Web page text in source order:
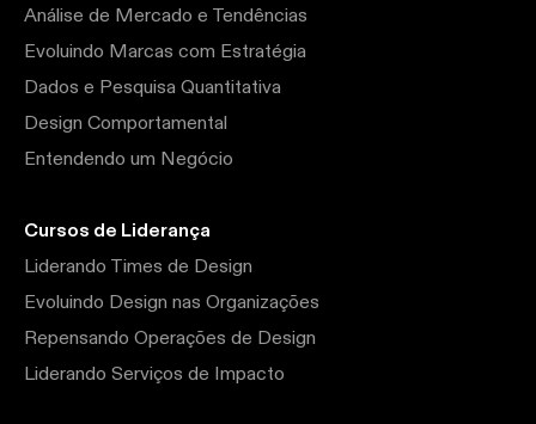
Análise de Mercado e Tendências
Evoluindo Marcas com Estratégia
Dados e Pesquisa Quantitativa
Design Comportamental
Entendendo um Negócio
Cursos de Liderança
Liderando Times de Design
Evoluindo Design nas Organizações
Repensando Operações de Design
Liderando Serviços de Impacto